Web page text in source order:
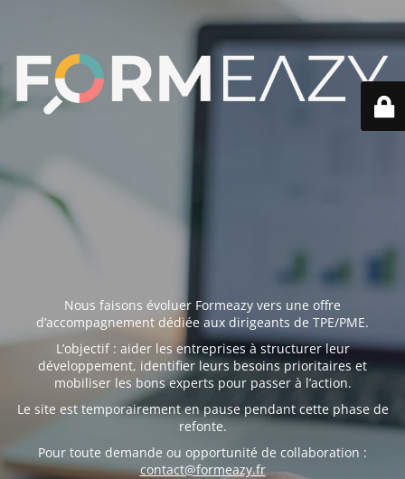
Nous faisons évoluer Formeazy vers une offre
d’accompagnement dédiée aux dirigeants de TPE/PME.
L’objectif : aider les entreprises à structurer leur
développement, identifier leurs besoins prioritaires et
mobiliser les bons experts pour passer à l’action.
Le site est temporairement en pause pendant cette phase de
refonte.
Pour toute demande ou opportunité de collaboration :
contact@formeazy.fr